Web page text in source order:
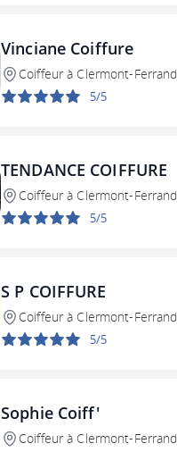
Vinciane Coiffure
Coiffeur à Clermont-Ferrand
5/5
TENDANCE COIFFURE
Coiffeur à Clermont-Ferrand
5/5
S P COIFFURE
Coiffeur à Clermont-Ferrand
5/5
Sophie Coiff'
Coiffeur à Clermont-Ferrand